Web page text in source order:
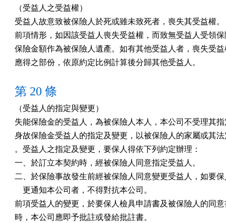
（受益人之受益權）
受益人故意致被保險人於死或雖未致死者，喪失其受益權。
前項情形，如因該受益人喪失受益權，而致無受益人受領
保險金額作為被保險人遺產。如有其他受益人者，喪失受
應得之部份，依原約定比例計算後分歸其他受益人。
第 20 條
（受益人的指定與變更）
失能保險金的受益人，為被保險人本人，本公司不受理其
身故保險金受益人的指定及變更，以被保險人的家屬或其
。受益人之指定及變更，要保人得依下列約定辦理：
一、於訂立本契約時，經被保險人同意指定受益人。
二、於保險事故發生前經被保險人同意變更受益人，如要
    更通知本公司者，不得對抗本公司。
前項受益人的變更，於要保人檢具申請書及被保險人的同
時，本公司應即予批註或發給批註書。